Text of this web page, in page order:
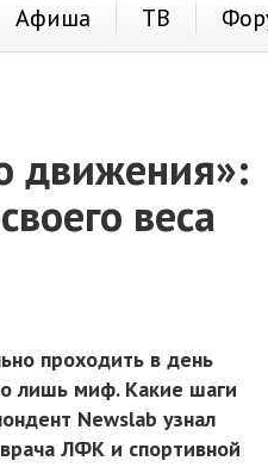
Афиша ТВ
движения»:
веса
проходить в день
лишь миф. Какие шаги
Newslab узнал
ЛФК и спортивной